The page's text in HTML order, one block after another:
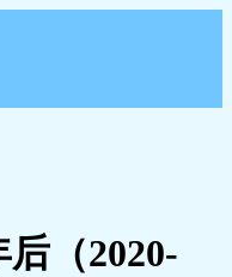
（2020-